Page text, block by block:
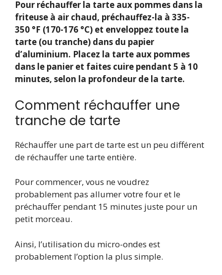
Pour réchauffer la tarte aux pommes dans la
friteuse à air chaud, préchauffez-la à 335-
350 °F (170-176 °C) et enveloppez toute la
tarte (ou tranche) dans du papier
d’aluminium. Placez la tarte aux pommes
dans le panier et faites cuire pendant 5 à 10
minutes, selon la profondeur de la tarte.
Comment réchauffer une
tranche de tarte
Réchauffer une part de tarte est un peu différent
de réchauffer une tarte entière.
Pour commencer, vous ne voudrez
probablement pas allumer votre four et le
préchauffer pendant 15 minutes juste pour un
petit morceau.
Ainsi, l’utilisation du micro-ondes est
probablement l’option la plus simple.